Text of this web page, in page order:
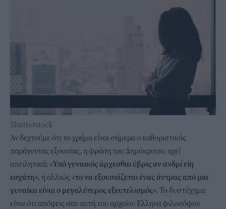
Shutterstock
Αν δεχτούμε ότι το χρήμα είναι σήμερα ο καθοριστικός
παράγοντας εξουσίας, η φράση του Δημόκριτου, ηχεί
απειλητικά: «Υπό γυναικός άρχεσθαι ύβρις αν ανδρί είη
εσχάτη», ή αλλιώς «το να εξουσιάζεται ένας άντρας από μια
γυναίκα είναι ο μεγαλύτερος εξευτελισμός». Το δυστύχημα
είναι ότι απόψεις σαν αυτή του αρχαίου Ελληνα φιλοσόφου